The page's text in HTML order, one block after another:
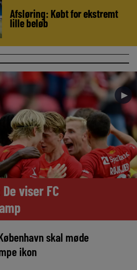
Afsløring: Købt for ekstremt
lille beløb
►
viser FC
skal møde
ikon